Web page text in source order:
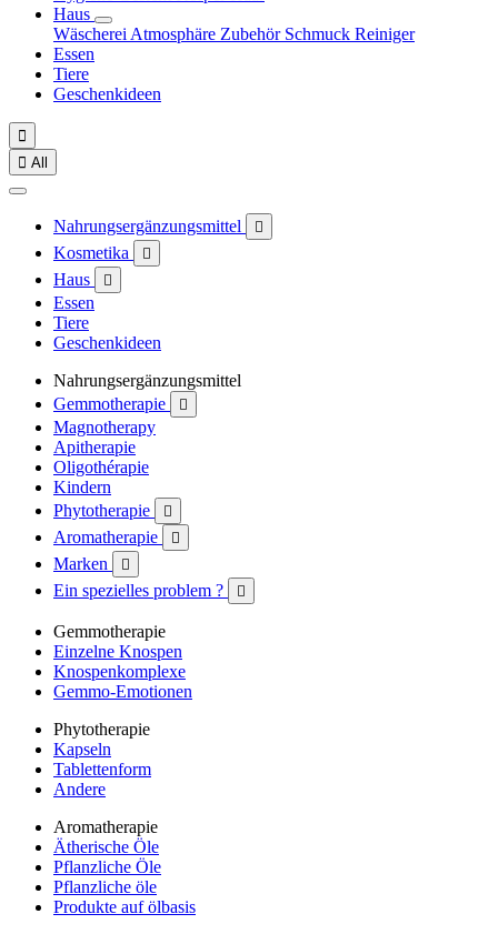
Haus
Wäscherei Atmosphäre Zubehör Schmuck Reiniger
Essen
Tiere
Geschenkideen

 All
Nahrungsergänzungsmittel 
Kosmetika 
Haus 
Essen
Tiere
Geschenkideen
Nahrungsergänzungsmittel
Gemmotherapie

Magnotherapy
Apitherapie
Oligothérapie
Kindern
Phytotherapie

Aromatherapie 
Marken 
Ein spezielles problem ? 
Gemmotherapie
Einzelne Knospen
Knospenkomplexe
Gemmo-Emotionen
Phytotherapie
Kapseln
Tablettenform
Andere
Aromatherapie
Ätherische Öle
Pflanzliche Öle
Pflanzliche öle
Produkte auf ölbasis